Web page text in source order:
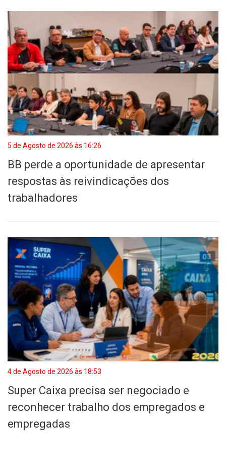
5 de Agosto de 2026 às 16:26
BB perde a oportunidade de apresentar
respostas às reivindicações dos
trabalhadores
4 de Agosto de 2026 às 18:53
Super Caixa precisa ser negociado e
reconhecer trabalho dos empregados e
empregadas